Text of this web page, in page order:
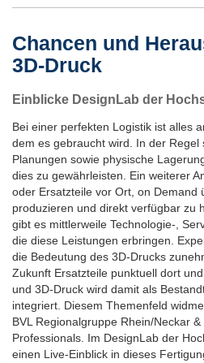
Chancen und
3D-Druck
Einblicke DesignLab der
Bei einer perfekten Logistik ist alles
dem es gebraucht wird. In der
Planungen sowie physische
dies zu gewährleisten. Ein weiterer
oder Ersatzteile vor Ort, on Demand
produzieren und direkt verfügbar zu
gibt es mittlerweile Technologie-,
die diese Leistungen erbringen.
die Bedeutung des 3D-Drucks
Zukunft Ersatzteile punktuell dort
und 3D-Druck wird damit als
integriert. Diesem Themenfeld
BVL Regionalgruppe Rhein/Neckar
Professionals. Im DesignLab der
einen Live-Einblick in dieses